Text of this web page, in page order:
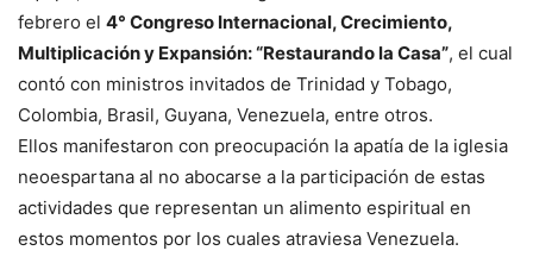
febrero el 4° Congreso Internacional, Crecimiento,
Multiplicación y Expansión: “Restaurando la Casa”, el cual
contó con ministros invitados de Trinidad y Tobago,
Colombia, Brasil, Guyana, Venezuela, entre otros.
Ellos manifestaron con preocupación la apatía de la iglesia
neoespartana al no abocarse a la participación de estas
actividades que representan un alimento espiritual en
estos momentos por los cuales atraviesa Venezuela.